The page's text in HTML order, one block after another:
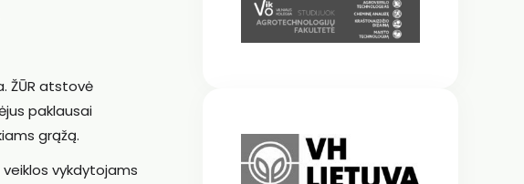
ŽŪR atstovė
paklausai
grąžą.
vykdytojams